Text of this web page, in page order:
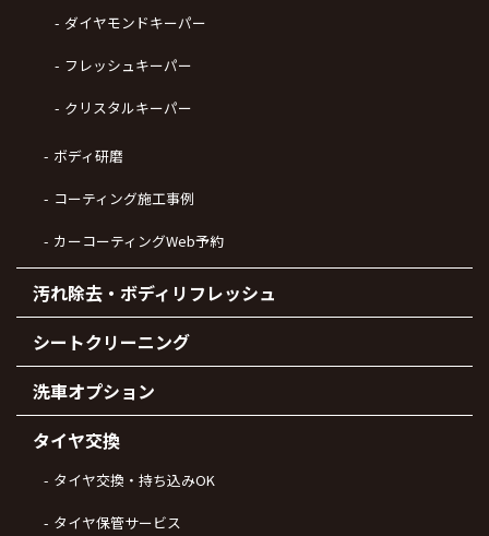
ダイヤモンドキーパー
フレッシュキーパー
クリスタルキーパー
ボディ研磨
コーティング施工事例
カーコーティングWeb予約
汚れ除去・ボディリフレッシュ
シートクリーニング
洗車オプション
タイヤ交換
タイヤ交換・持ち込みOK
タイヤ保管サービス